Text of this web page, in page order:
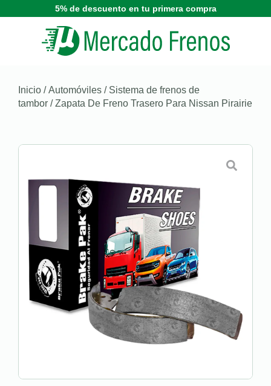
5% de descuento en tu primera compra
Inicio /Automóviles / Sistema de frenos de
tambor / Zapata De Freno Trasero Para Nissan Pirairie